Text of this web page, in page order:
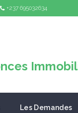
+237 695032634
Les Demandes